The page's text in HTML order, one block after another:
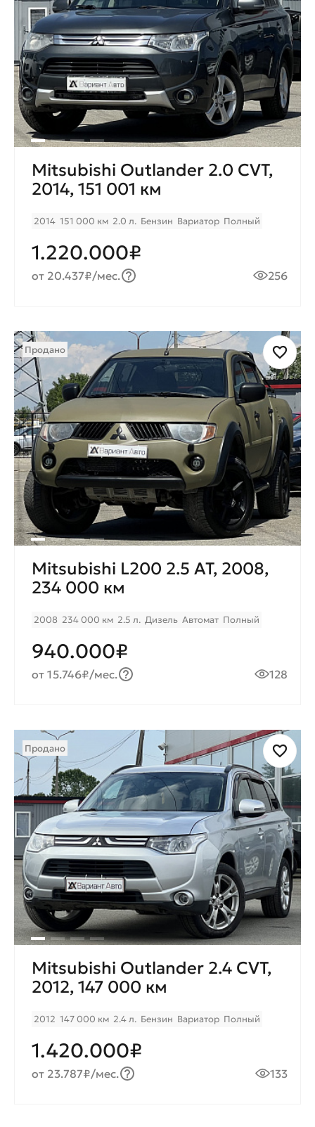
Mitsubishi Outlander 2.0 CVT,
2014, 151 001 км
2014 151 000 км 2.0 л. Бензин Вариатор Полный
1.220.000₽
от 20.437₽/мес. 256
Продано
Mitsubishi L200 2.5 AT, 2008,
234 000 км
2008 234 000 км 2.5 л. Дизель Автомат Полный
940.000₽
от 15.746₽/мес. 128
Продано
Mitsubishi Outlander 2.4 CVT,
2012, 147 000 км
2012 147 000 км 2.4 л. Бензин Вариатор Полный
1.420.000₽
от 23.787₽/мес. 133